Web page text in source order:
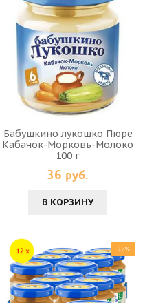
Бабушкино лукошко Пюре
Кабачок-Морковь-Молоко
100 г
36 руб.
В КОРЗИНУ
-17%